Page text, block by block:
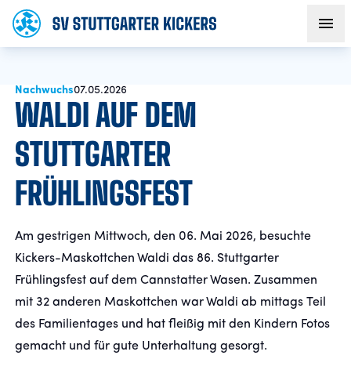
AKTUELLES
TEAM
VEREIN
FANS
NACHWUCHS
BUSINESS
Nachwuchs07.05.2026
WALDI AUF DEM
STUTTGARTER
FRÜHLINGSFEST
Am gestrigen Mittwoch, den 06. Mai 2026, besuchte
Kickers-Maskottchen Waldi das 86. Stuttgarter
Frühlingsfest auf dem Cannstatter Wasen. Zusammen
mit 32 anderen Maskottchen war Waldi ab mittags Teil
des Familientages und hat fleißig mit den Kindern Fotos
gemacht und für gute Unterhaltung gesorgt.